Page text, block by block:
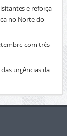
e reforça
no Norte do
com três
urgências da